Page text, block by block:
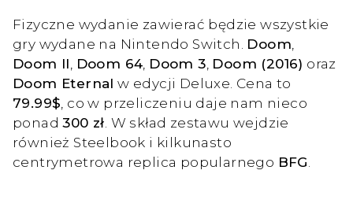
Fizyczne wydanie zawierać będzie wszystkie
gry wydane na Nintendo Switch. Doom
Doom II Doom 64 Doom 3 Doom (2016) oraz
Doom Eternal w edycji Deluxe. Cena to
79.99$ , co w przeliczeniu daje nam nieco
ponad300 zł . W skład zestawu wejdzie
również Steelbook i kilkunasto
centrymetrowa replica popularnego BFG